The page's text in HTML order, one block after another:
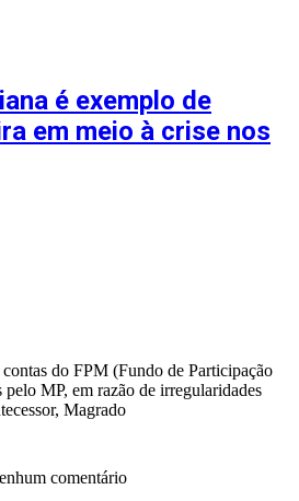
é exemplo de
em meio à crise nos
do FPM (Fundo de Participação
MP, em razão de irregularidades
Magrado
comentário